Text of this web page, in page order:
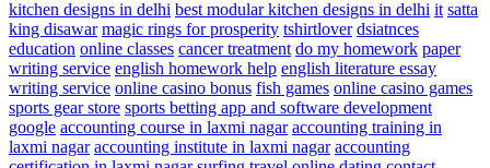
kitchen designs in delhi best modular kitchen designs in delhi it satta
king disawar magic rings for prosperity tshirtlover dsiatnces
education online classes cancer treatment do my homework paper
writing service english homework help english literature essay
writing service online casino bonus fish games online casino games
sports gear store sports betting app and software development
google accounting course in laxmi nagar accounting training in
laxmi nagar accounting institute in laxmi nagar accounting